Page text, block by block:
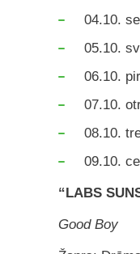
04.10.
05.10.
06.10.
07.10.
08.10.
09.10.
“LABS
Good Boy